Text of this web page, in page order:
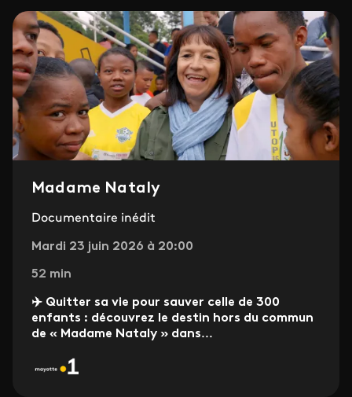
Madame Nataly
Documentaire inédit
Mardi 23 juin 2026 à 20:00
52 min
✈️ Quitter sa vie pour sauver celle de 300
enfants : découvrez le destin hors du commun
de « Madame Nataly » dans...